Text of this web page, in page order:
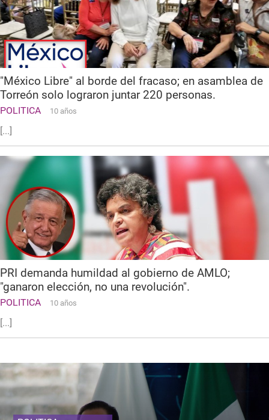
"México Libre" al borde del fracaso; en asamblea de
Torreón solo lograron juntar 220 personas.
POLITICA 10 años
[...]
PRI demanda humildad al gobierno de AMLO;
"ganaron elección, no una revolución".
POLITICA 10 años
[...]